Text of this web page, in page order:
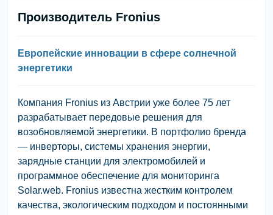
Производитель Fronius
Европейские инновации в сфере солнечной
энергетики
Компания Fronius из Австрии уже более 75 лет
разрабатывает передовые решения для
возобновляемой энергетики. В портфолио бренда
— инверторы, системы хранения энергии,
зарядные станции для электромобилей и
программное обеспечение для мониторинга
Solar.web. Fronius известна жестким контролем
качества, экологическим подходом и постоянными